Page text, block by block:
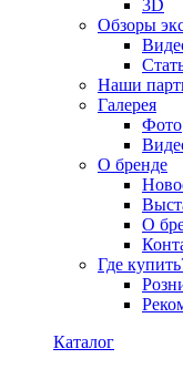
3D
Обзоры
Наши
Галерея
Фото
О бренде
О
Где
Каталог